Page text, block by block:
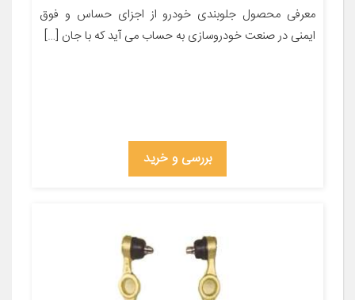
معرفی محصول جلوبندی خودرو از اجزای حساس و فوق
ایمنی در صنعت خودروسازی به حساب می آید که با جان […]
بررسی و خرید